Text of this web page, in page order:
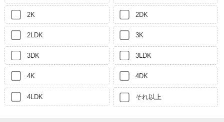
2K 2DK
2LDK 3K
3DK 3LDK
4K 4DK
4LDK それ以上